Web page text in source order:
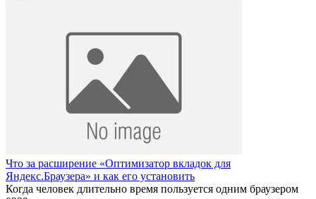
Что за расширение «Оптимизатор вкладок для
Яндекс.Браузера» и как его установить
Когда человек длительно время пользуется одним браузером